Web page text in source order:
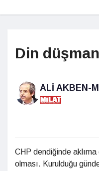
Din
ALI AKBEN-
CHP dendiğinde aklıma
olması. Kurulduğu